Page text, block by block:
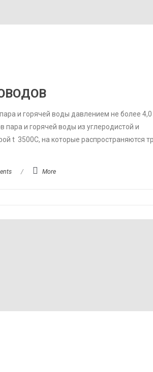
и горячей воды давлением не более
и горячей воды из углеродистой и
t 3500С, на которые распространяются
/ More